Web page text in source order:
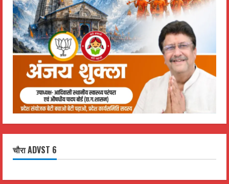
चौरा ADVST 6